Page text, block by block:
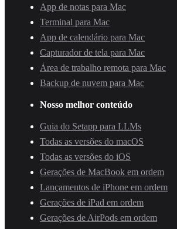
App de notas para Mac
Terminal para Mac
App de calendário para Mac
Capturador de tela para Mac
Área de trabalho remota para Mac
Backup de nuvem para Mac
Nosso melhor conteúdo
Guia do Setapp para LLMs
Todas as versões do macOS
Todas as versões do iOS
Gerações de MacBook em ordem
Lançamentos de iPhone em ordem
Gerações de iPad em ordem
Gerações de AirPods em ordem